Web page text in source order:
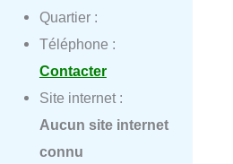
Quartier :
Téléphone :
Contacter
Site internet :
Aucun site internet
connu